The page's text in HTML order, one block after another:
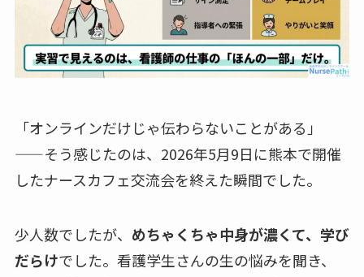
「オンラインだけじゃ伝わらないことがある」
——そう感じたのは、2026年5月9日に熊本で開催
したナースカフェ交流会を終えた瞬間でした。
少人数でしたが、 めちゃくちゃ中身が濃くて、学び
だらけでした。看護学生さんの生の悩みを聞き、